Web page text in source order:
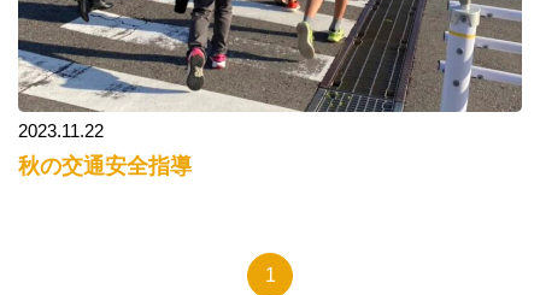
2023.11.22
秋の交通安全指導
1